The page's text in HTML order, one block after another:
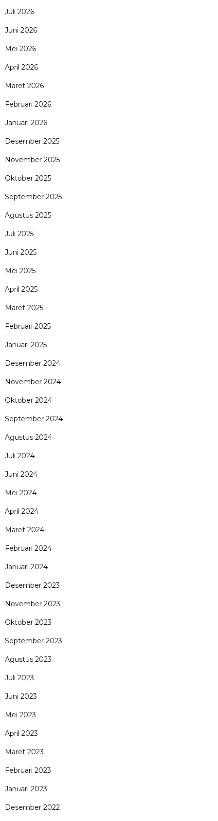
Juli 2026
Juni 2026
Mei 2026
April 2026
Maret 2026
Februari 2026
Januari 2026
Desember 2025
November 2025
Oktober 2025
September 2025
Agustus 2025
Juli 2025
Juni 2025
Mei 2025
April 2025
Maret 2025
Februari 2025
Januari 2025
Desember 2024
November 2024
Oktober 2024
September 2024
Agustus 2024
Juli 2024
Juni 2024
Mei 2024
April 2024
Maret 2024
Februari 2024
Januari 2024
Desember 2023
November 2023
Oktober 2023
September 2023
Agustus 2023
Juli 2023
Juni 2023
Mei 2023
April 2023
Maret 2023
Februari 2023
Januari 2023
Desember 2022